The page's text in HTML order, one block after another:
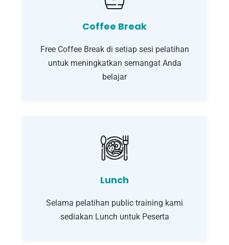
Coffee Break
Free Coffee Break di setiap sesi pelatihan
untuk meningkatkan semangat Anda
belajar
Lunch
Selama pelatihan public training kami
sediakan Lunch untuk Peserta